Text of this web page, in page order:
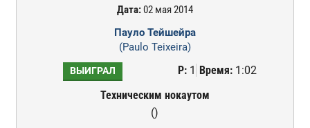
Дата:02 мая 2014
Пауло Тейшейра
(Paulo Teixeira)
ВЫИГРАЛ Р:1 Время:1:02
Техническим нокаутом
()